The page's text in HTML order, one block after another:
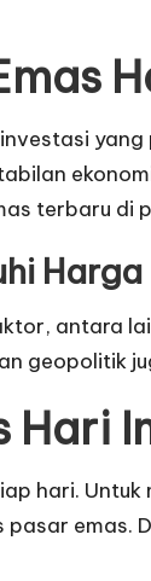
terbaru di
Harga
antara
geopolitik
Hari
hari.
emas.